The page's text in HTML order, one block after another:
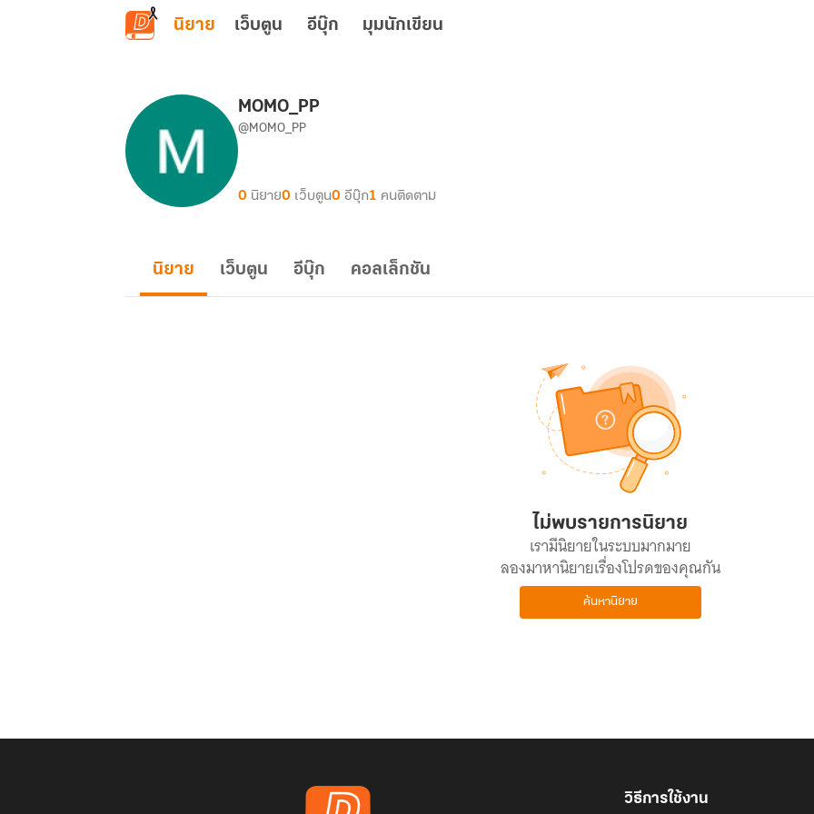
ข้ามไปยังเนื้อหาหลัก
นิยาย เว็บตูน อีบุ๊ก มุมนักเขียน
MOMO_PP
@MOMO_PP
0 นิยาย0 เว็บตูน0 อีบุ๊ก1 คนติดตาม
นิยาย เว็บตูน อีบุ๊ก คอลเล็กชัน
ไม่พบรายการนิยาย
เรามีนิยายในระบบมากมาย
ลองมาหานิยายเรื่องโปรดของคุณกัน
ค้นหานิยาย
วิธีการใช้งาน